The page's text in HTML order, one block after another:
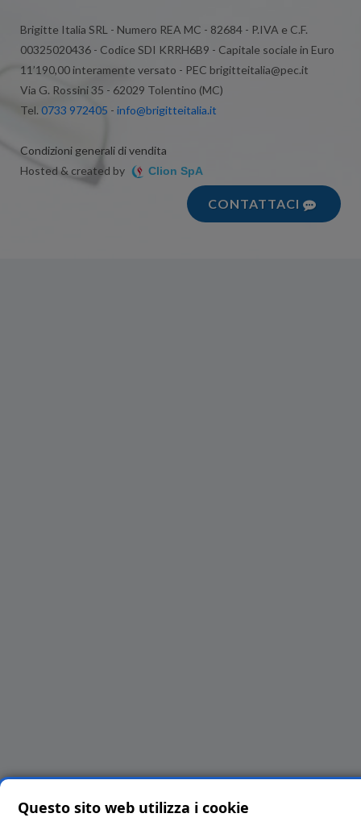
Brigitte Italia SRL - Numero REA MC - 82684 - P.IVA e C.F.
00325020436 - Codice SDI KRRH6B9 - Capitale sociale in Euro
11’190,00 interamente versato - PEC brigitteitalia@pec.it
Via G. Rossini 35 - 62029 Tolentino (MC)
Tel. 0733 972405 - info@brigitteitalia.it
Condizioni generali di vendita
Hosted & created by
Clion SpA
CONTATTACI
Questo sito web utilizza i cookie